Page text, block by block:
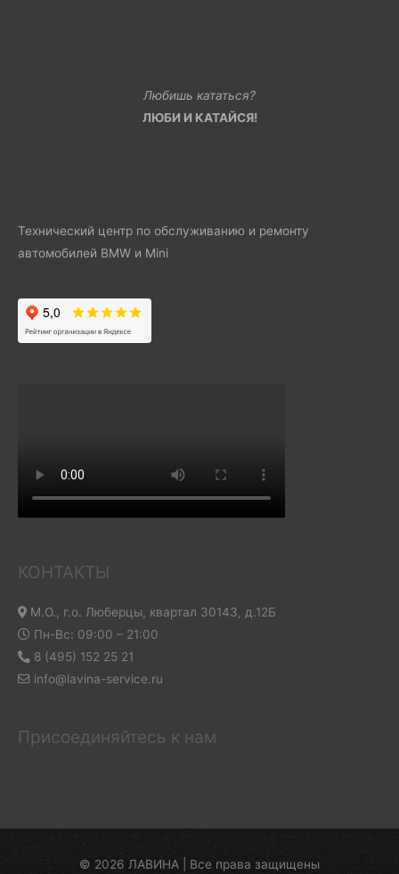
Любишь кататься?
ЛЮБИ И КАТАЙСЯ!
Технический центр по обслуживанию и ремонту
автомобилей BMW и Mini
КОНТАКТЫ
М.О., г.о. Люберцы, квартал 30143, д.12Б
Пн-Вс: 09:00 – 21:00
8 (495) 152 25 21
info@lavina-service.ru
Присоединяйтесь к нам
© 2026 ЛАВИНА | Все права защищены